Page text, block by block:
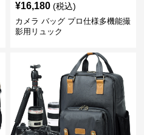
¥16,180 (税込)
カメラ バッグ プロ仕様多機能撮
影用リュック